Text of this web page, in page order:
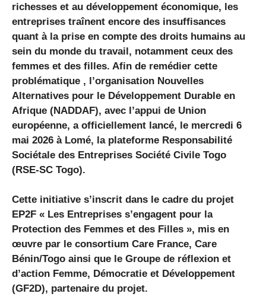
richesses et au développement économique, les
entreprises traînent encore des insuffisances
quant à la prise en compte des droits humains au
sein du monde du travail, notamment ceux des
femmes et des filles. Afin de remédier cette
problématique , l’organisation Nouvelles
Alternatives pour le Développement Durable en
Afrique (NADDAF), avec l’appui de Union
européenne, a officiellement lancé, le mercredi 6
mai 2026 à Lomé, la plateforme Responsabilité
Sociétale des Entreprises Société Civile Togo
(RSE-SC Togo).
Cette initiative s’inscrit dans le cadre du projet
EP2F « Les Entreprises s’engagent pour la
Protection des Femmes et des Filles », mis en
œuvre par le consortium Care France, Care
Bénin/Togo ainsi que le Groupe de réflexion et
d’action Femme, Démocratie et Développement
(GF2D), partenaire du projet.